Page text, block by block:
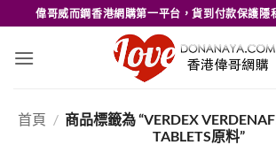
to
content
偉哥威而鋼香港網購第一平台，貨到付款保護隱
首頁 / 商品標籤為 “VERDEX
TABLETS原料”